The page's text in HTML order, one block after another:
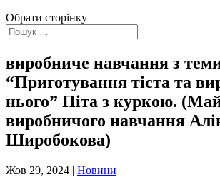
Обрати сторінку
виробниче навчання з
“Приготування тіста та
нього” Піта з куркою.
виробничого навчання
Широбокова)
Жов 29, 2024 | Новини